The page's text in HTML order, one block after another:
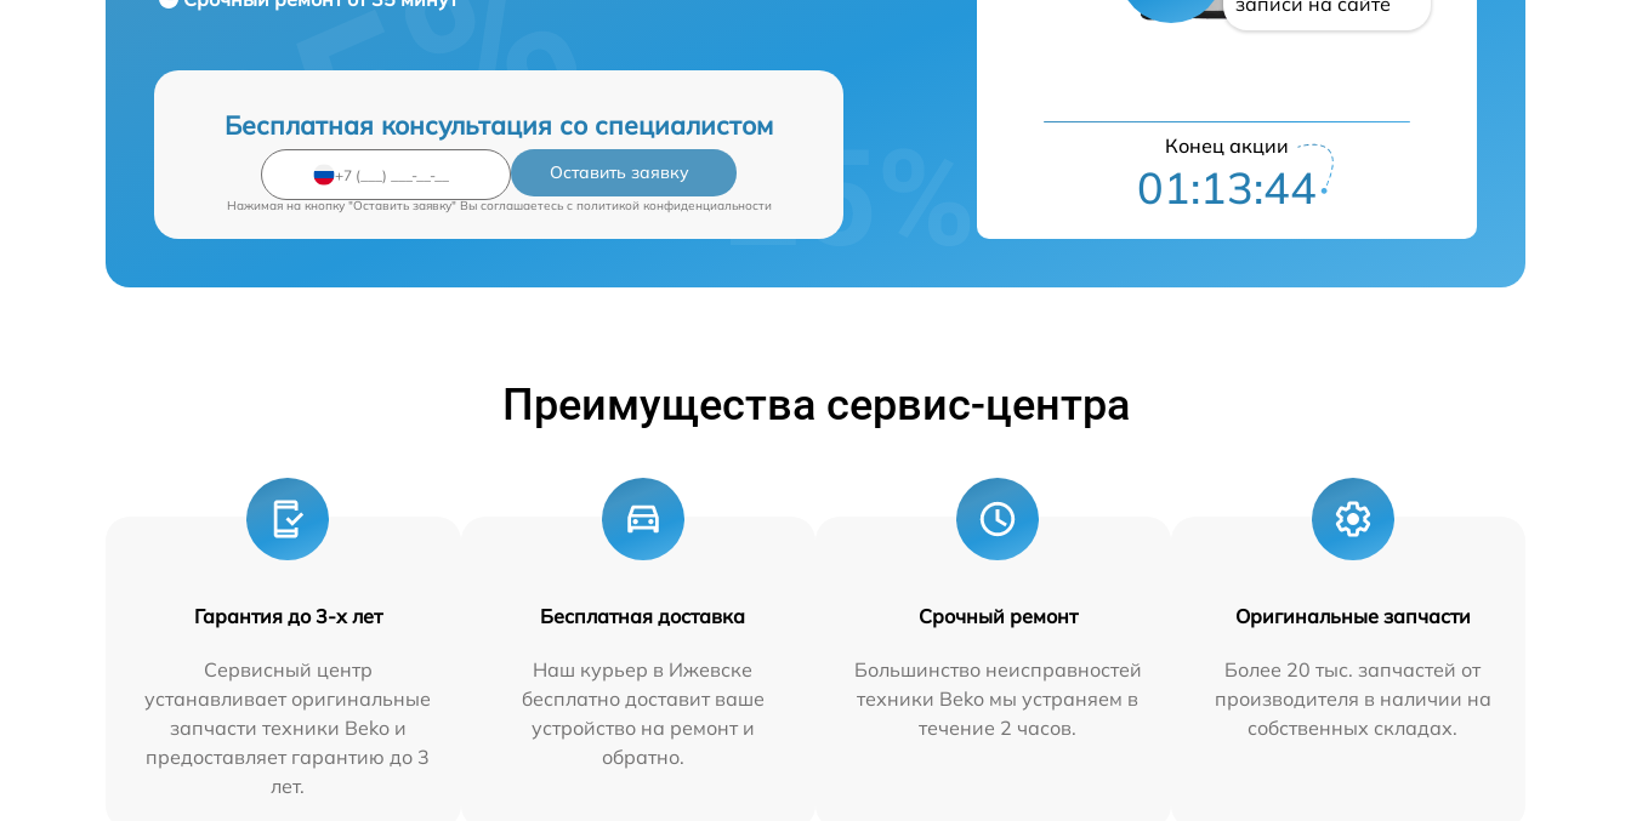
Бесплатная консультация со специалистом
Оставить заявку
Нажимая на кнопку "Оставить заявку" Вы соглашаетесь c политикой конфиденциальности
Конец акции
01:13:43
Преимущества сервис-центра
Гарантия до 3-х лет
Сервисный центр
устанавливает оригинальные
запчасти техники Beko и
предоставляет гарантию до 3
лет.
Бесплатная доставка
Наш курьер в Ижевске
бесплатно доставит ваше
устройство на ремонт и
обратно.
Срочный ремонт
Большинство неисправностей
техники Beko мы устраняем в
течение 2 часов.
Оригинальные запчасти
Более 20 тыс. запчастей от
производителя в наличии на
собственных складах.